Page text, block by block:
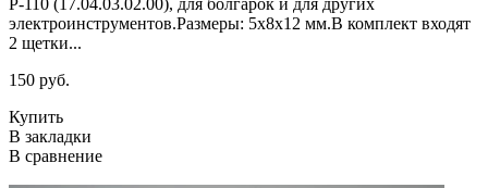
Р-110 (17.04.03.02.00), для болгарок и для других
электроинструментов.Размеры: 5x8x12 мм.В комплект входят
2 щетки...
150 руб.
Купить
В закладки
В сравнение